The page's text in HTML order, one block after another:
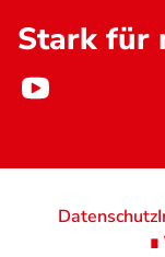
Stark für
Datenschutz